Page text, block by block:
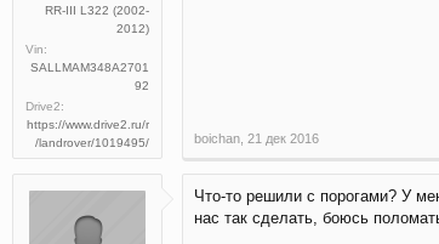
RR-III L322 (2002-
2012)
Vin:
SALLMAM348A2701
92
Drive2:
https://www.drive2.ru/r
/landrover/1019495/
boichan 21 дек 2016
Что-то решили с порогами? У
нас так сделать, боюсь